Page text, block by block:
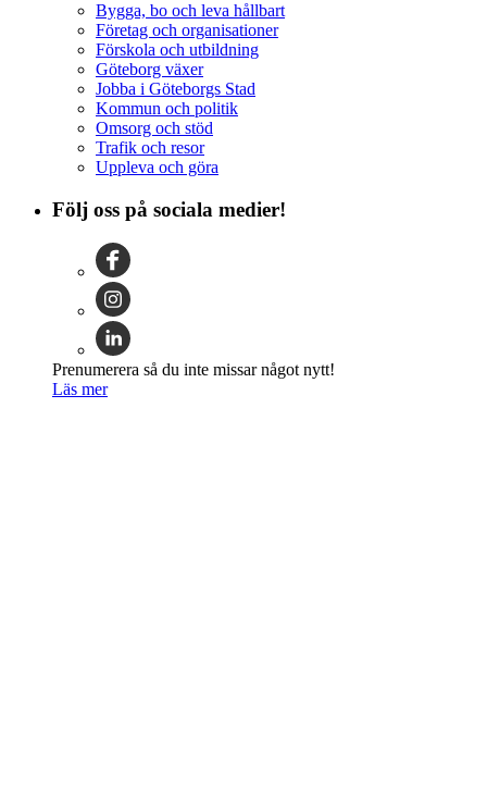
Bygga, bo och leva hållbart
Företag och organisationer
Förskola och utbildning
Göteborg växer
Jobba i Göteborgs Stad
Kommun och politik
Omsorg och stöd
Trafik och resor
Uppleva och göra
Följ oss på sociala medier!
Prenumerera så du inte missar något nytt!
Läs mer